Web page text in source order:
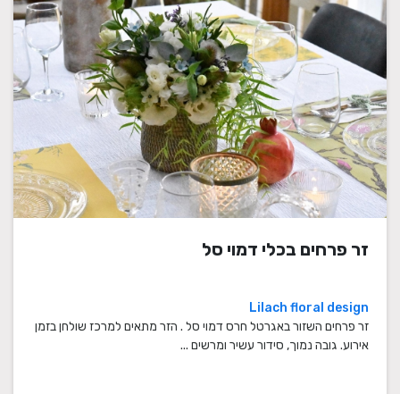
זר פרחים בכלי דמוי סל
Lilach floral design
זר פרחים השזור באגרטל חרס דמוי סל . הזר מתאים למרכז שולחן בזמן
אירוע. גובה נמוך, סידור עשיר ומרשים ...